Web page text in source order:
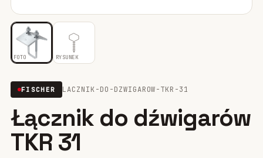
Mocowania do rusztowań
Wiertła i narzędzia
Mocowania elektryczne
Wkręty
Firestop
FOTO RYSUNEK
FISCHER LACZNIK-DO-DZWIGAROW-TKR-31
Łącznik do dźwigarów
TKR 31